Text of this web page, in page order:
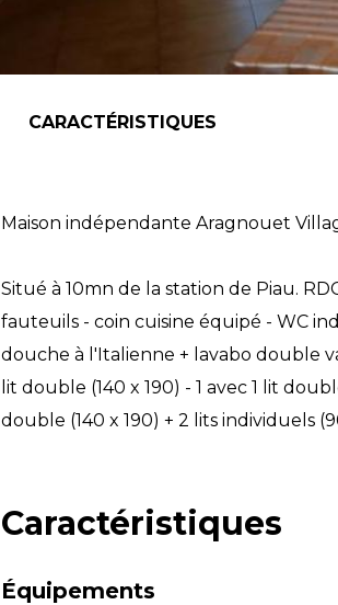
CARACTÉRISTIQUES
Maison indépendante Aragnouet
Situé à 10mn de la station de Piau.
fauteuils - coin cuisine équipé - WC
douche à l'Italienne + lavabo double
lit double (140 x 190) - 1 avec 1 lit
double (140 x 190) + 2 lits individuels
Caractéristiques
Équipements